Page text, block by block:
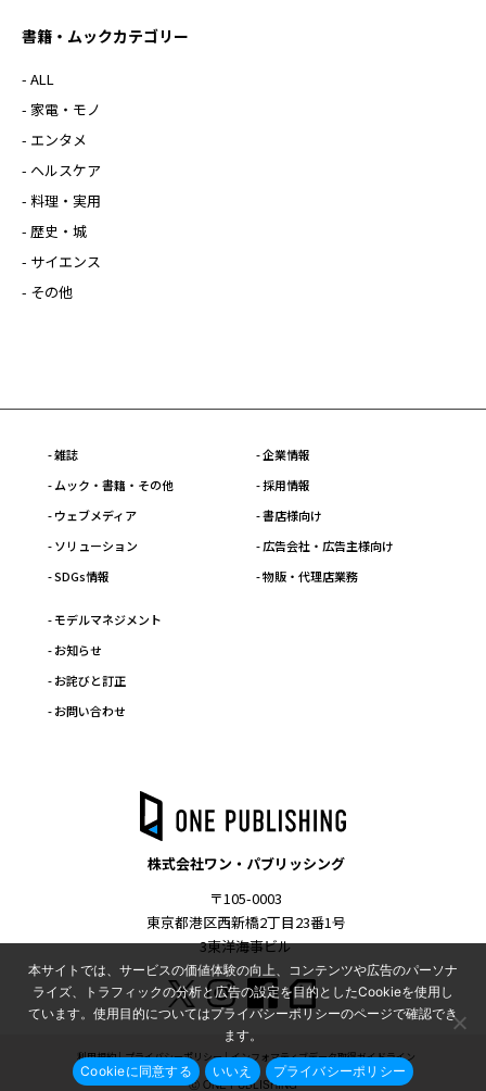
書籍・ムックカテゴリー
- ALL
- 家電・モノ
- エンタメ
- ヘルスケア
- 料理・実用
- 歴史・城
- サイエンス
- その他
- 雑誌
- ムック・書籍・その他
- ウェブメディア
- ソリューション
- SDGs情報
- 企業情報
- 採用情報
- 書店様向け
- 広告会社・広告主様向け
- 物販・代理店業務
- モデルマネジメント
- お知らせ
- お詫びと訂正
- お問い合わせ
株式会社ワン・パブリッシング
〒105-0003
東京都港区西新橋2丁目23番1号
3東洋海事ビル
利用規約 プライバシーポリシー インフォマティブデータ取得ガイドライン
Ⓒ ONE PUBLISHING
本サイトでは、サービスの価値体験の向上、コンテンツや広告のパーソナ
ライズ、トラフィックの分析と広告の設定を目的としたCookieを使用し
ています。使用目的についてはプライバシーポリシーのページで確認でき
ます。
Cookieに同意する いいえ プライバシーポリシー